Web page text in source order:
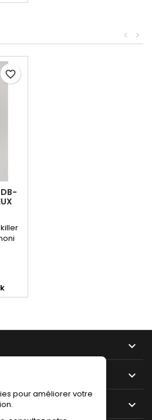
>
<
DB-
favorite_border



pour améliorer votre